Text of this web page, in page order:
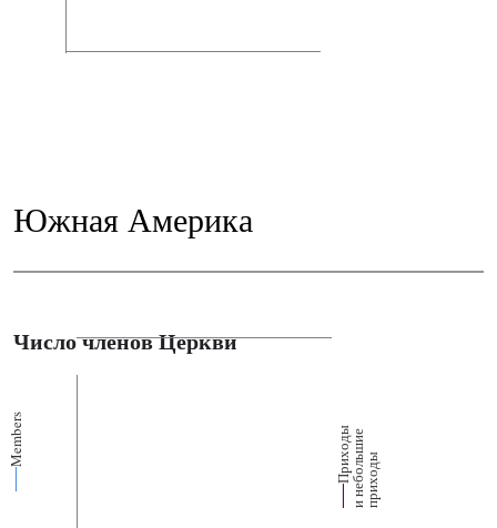
Южная Америка
Число членов Церкви
Members П
р
их
о
д
ы
и
н
е
б
о
ль
ш
ие
п
р
и
х
о
ды